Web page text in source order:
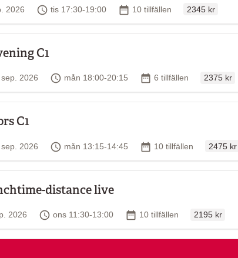
2026 Tid
tis 17:30-19:00 Antal tillfällen
10 tillfällen 2345 kr
C1
2026 Tid
mån 18:00-20:15 Antal tillfällen
6 tillfällen 2375 kr
C1
2026 Tid
mån 13:15-14:45 Antal tillfällen
10 tillfällen 2475 kr
distance live
2026 Tid
ons 11:30-13:00 Antal tillfällen
10 tillfällen 2195 kr